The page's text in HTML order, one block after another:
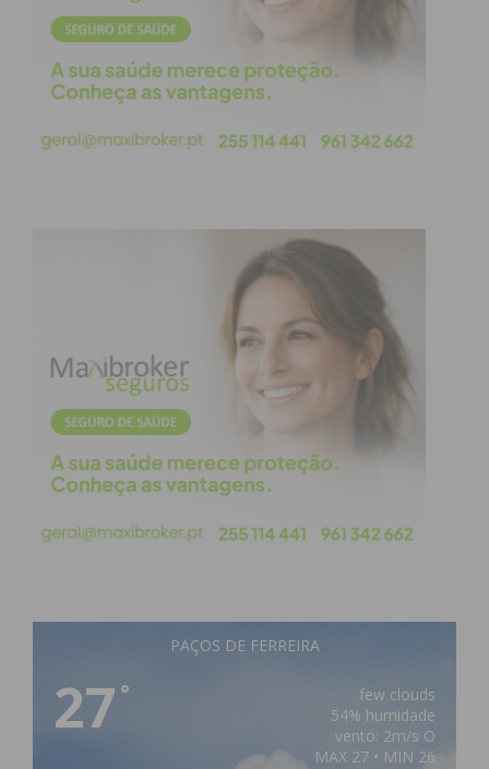
PAÇOS DE FERREIRA
27 °
few clouds
54% humidade
vento: 2m/s O
MAX 27 • MIN 26